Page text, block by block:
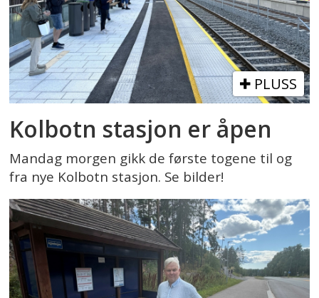
PLUSS
Kolbotn stasjon er åpen
Mandag morgen gikk de første togene til og
fra nye Kolbotn stasjon. Se bilder!